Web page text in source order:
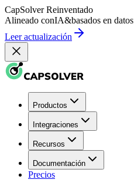
CapSolver Reinventado
Alineado conIA&basados en datos
Leer actualización
Productos
Integraciones
Recursos
Documentación
Precios